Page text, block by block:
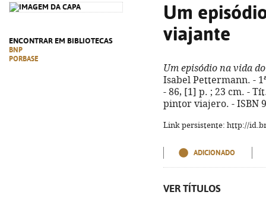
ENCONTRAR EM BIBLIOTECAS
BNP
PORBASE
Um
viajante
Um episódio na vida
Isabel Pettermann. -
- 86, [1] p. ; 23 cm. -
pintor viajero. - ISBN
Link persistente: http://
ADICIONADO
VER TÍTULOS